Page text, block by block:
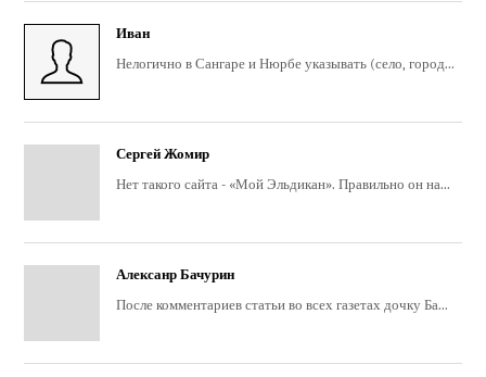
Иван
Нелогично в Сангаре и Нюрбе указывать (село, город...
Сергей Жомир
Нет такого сайта - «Мой Эльдикан». Правильно он на...
Алексанр Бачурин
После комментариев статьи во всех газетах дочку Ба...